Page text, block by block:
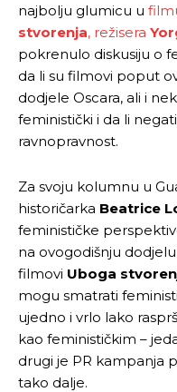
najbolju glumicu u
stvorenja, režisera
pokrenulo diskusiju o
da li su filmovi poput
dodjele Oscara, ali i
feministički i da li
ravnopravnost.
Za svoju kolumnu u
historičarka Beatrice
feminističke
na ovogodišnju
filmovi Uboga
mogu smatrati
ujedno i vrlo lako
kao feminističkim –
drugi je PR kampanja
tako dalje.